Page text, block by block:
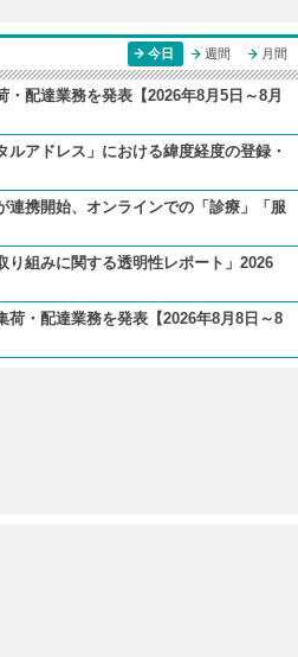
今日 週間 月間
配達業務を発表【2026年8月5日～8月
ルアドレス」における緯度経度の登録・
連携開始、オンラインでの「診療」「服
り組みに関する透明性レポート」2026
荷・配達業務を発表【2026年8月8日～8